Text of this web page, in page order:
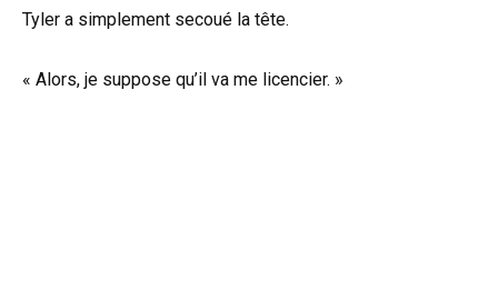
Tyler a simplement secoué la tête.
« Alors, je suppose qu’il va me licencier. »